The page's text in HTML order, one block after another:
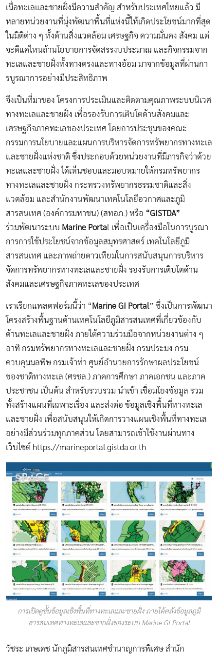
เมื่อทะเลและชายฝั่งมีความสำคัญ สำหรับประเทศไทยแล้ว มี
หลายหน่วยงานที่มุ่งพัฒนาพื้นที่แห่งนี้ให้เกิดประโยชน์มากที่สุด
ในมิติต่าง ๆ ทั้งด้านสิ่งแวดล้อม เศรษฐกิจ ความมั่นคง สังคม แต่
จะดีแค่ไหนถ้านโยบายการจัดสรรงบประมาณ และกิจกรรมจาก
ทะเลและชายฝั่งทั้งทางตรงและทางอ้อม มาจากข้อมูลที่ผ่านกา
รบูรณาการอย่างมีประสิทธิภาพ
จึงเป็นที่มาของ โครงการประเมินและติดตามคุณภาพระบบนิเวศ
ทางทะเลและชายฝั่ง เพื่อรองรับการเติบโตด้านสังคมและ
เศรษฐกิจภาคทะเลของประเทศ โดยการประชุมของคณะ
กรรมการนโยบายและแผนการบริหารจัดการทรัพยากรทางทะเล
และชายฝั่งแห่งชาติ ซึ่งประกอบด้วยหน่วยงานที่มีภารกิจว่าด้วย
ทะเลและชายฝั่ง ได้เห็นชอบและมอบหมายให้กรมทรัพยากร
ทางทะเลและชายฝั่ง กระทรวงทรัพยากรธรรมชาติและสิ่ง
แวดล้อม และสำนักงานพัฒนาเทคโนโลยีอวกาศและภูมิ
สารสนเทศ (องค์การมหาชน) (สทอภ.) หรือ “GISTDA”
ร่วมพัฒนาระบบ Marine Portal เพื่อเป็นเครื่องมือในการบูรณา
การการใช้ประโยชน์จากข้อมูลสมุทรศาสตร์ เทคโนโลยีภูมิ
สารสนเทศ และภาพถ่ายดาวเทียมในการสนับสนุนการบริหาร
จัดการทรัพยากรทางทะเลและชายฝั่ง รองรับการเติบโตด้าน
สังคมและเศรษฐกิจภาคทะเลของประเทศ
เราเรียกแพลตฟอร์มนี้ว่า “ Marine GI Portal” ซึ่งเป็นการพัฒนา
โครงสร้างพื้นฐานด้านเทคโนโลยีภูมิสารสนเทศที่เกี่ยวข้องกับ
ด้านทะเลและชายฝั่ง ภายใต้ความร่วมมือจากหน่วยงานต่าง ๆ
อาทิ กรมทรัพยากรทางทะเลและชายฝั่ง กรมประมง กรม
ควบคุมมลพิษ กรมเจ้าท่า ศูนย์อำนวยการรักษาผลประโยชน์
ของชาติทางทะเล (ศรชล.) ภาคการศึกษา ภาคเอกชน และภาค
ประชาชน เป็นต้น สำหรับรวบรวม นำเข้า เชื่อมโยงข้อมูล รวม
ทั้งสร้างแผนที่เฉพาะเรื่อง และส่งต่อ ข้อมูลเชิงพื้นที่ทางทะเล
และชายฝั่ง เพื่อสนับสนุนให้เกิดการวางแผนเชิงพื้นที่ทางทะเล
อย่างมีส่วนร่วมทุกภาคส่วน โดยสามารถเข้าใช้งานผ่านทาง
เว็บไซต์ https://marineportal.gistda.or.th
การเปิดดูชั้นข้อมูลเชิงพื้นที่ทางทะเลและชายฝั่ง ภายใต้คลังข้อมูลภูมิ
สารสนเทศทางทะเลและชายฝั่งของระบบ Marine GI Portal
วัชระ เกษเดช นักภูมิสารสนเทศชำนาญการพิเศษ สำนัก